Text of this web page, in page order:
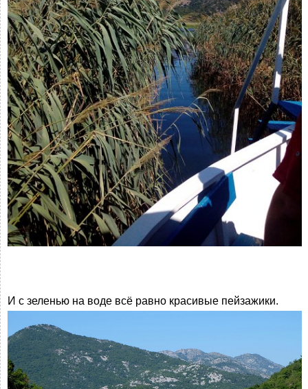
И с зеленью на воде всё равно красивые пейзажики.